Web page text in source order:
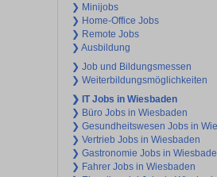
❯ Minijobs
❯ Home-Office Jobs
❯ Remote Jobs
❯ Ausbildung
❯ Job und Bildungsmessen
❯ Weiterbildungsmöglichkeiten
❯ IT Jobs in Wiesbaden
❯ Büro Jobs in Wiesbaden
❯ Gesundheitswesen Jobs in
❯ Vertrieb Jobs in Wiesbaden
❯ Gastronomie Jobs in
❯ Fahrer Jobs in Wiesbaden